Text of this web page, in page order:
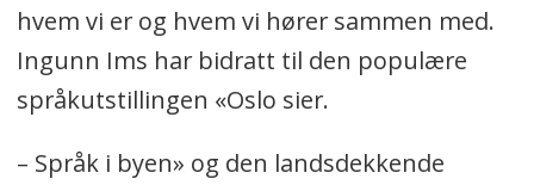
hvem vi er og hvem vi hører sammen med.
Ingunn Ims har bidratt til den populære
språkutstillingen «Oslo sier.
– Språk i byen» og den landsdekkende